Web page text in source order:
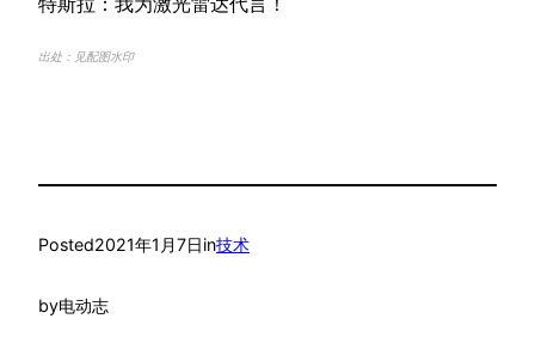
出处：见配图水印
Posted2021年1月7日in技术
by电动志